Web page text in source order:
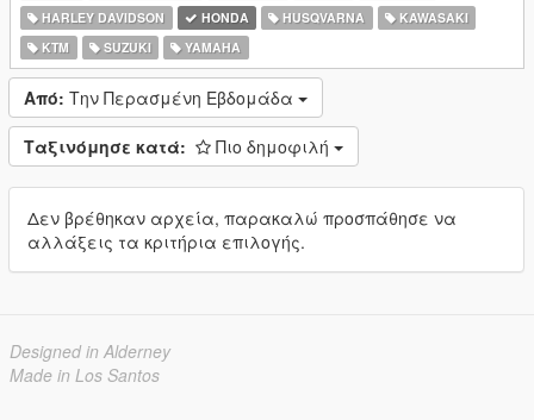
HARLEY DAVIDSON
HONDA HUSQVARNA
KAWASAKI
KTM
SUZUKI YAMAHA
Από: Την Περασμένη Εβδομάδα
Ταξινόμησε κατά: Πιο δημοφιλή
Δεν βρέθηκαν αρχεία, παρακαλώ προσπάθησε να
αλλάξεις τα κριτήρια επιλογής.
Designed in Alderney
Made in Los Santos